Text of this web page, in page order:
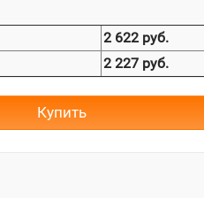
2 622 руб.
2 227 руб.
Купить